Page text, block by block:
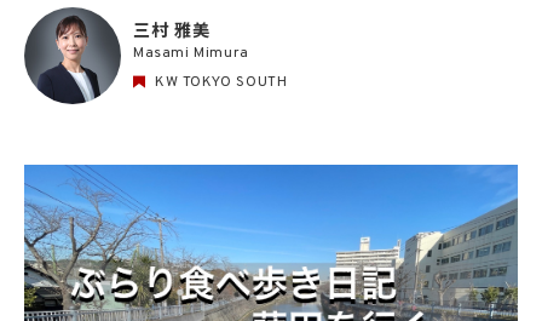
三村 雅美
Masami Mimura
KW TOKYO SOUTH